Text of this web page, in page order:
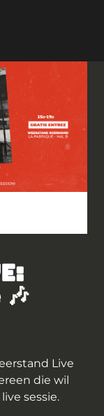
Live
die wil
sessie.